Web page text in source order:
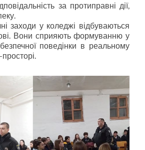
за протиправні дії,
заходи у коледжі відбуваються
Вони сприяють формуванню у
поведінки в реальному